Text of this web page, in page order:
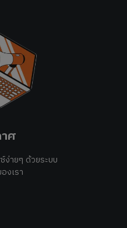
ศ
ง่ายๆ ด้วยระบบ
งเรา